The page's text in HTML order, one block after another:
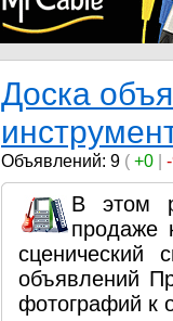
Доска
Объявлений: 9 ( +0 |
В этом
продаже
сценический
объявлений
фотографий к